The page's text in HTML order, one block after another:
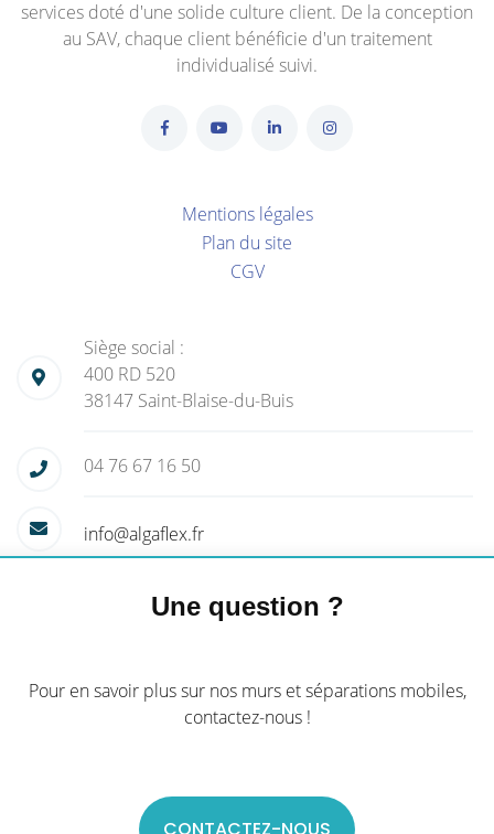
services doté d'une solide culture client. De la conception
au SAV, chaque client bénéficie d'un traitement
individualisé suivi.
Mentions légales
Plan du site
CGV
Une question ?
Pour en savoir plus sur nos murs et séparations mobiles,
contactez-nous !
CONTACTEZ-NOUS
Siège social :
400 RD 520
38147 Saint-Blaise-du-Buis
04 76 67 16 50
info@algaflex.fr